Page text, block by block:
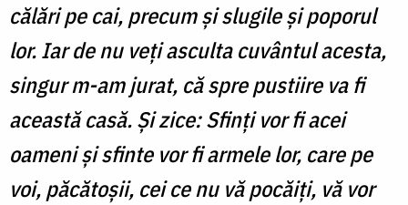
călări pe cai, precum și slugile și poporul
lor. Iar de nu veți asculta cuvântul acesta,
singur m-am jurat, că spre pustiire va fi
această casă. Și zice: Sfinți vor fi acei
oameni și sfinte vor fi armele lor, care pe
voi, păcătoșii, cei ce nu vă pocăiți, vă vor